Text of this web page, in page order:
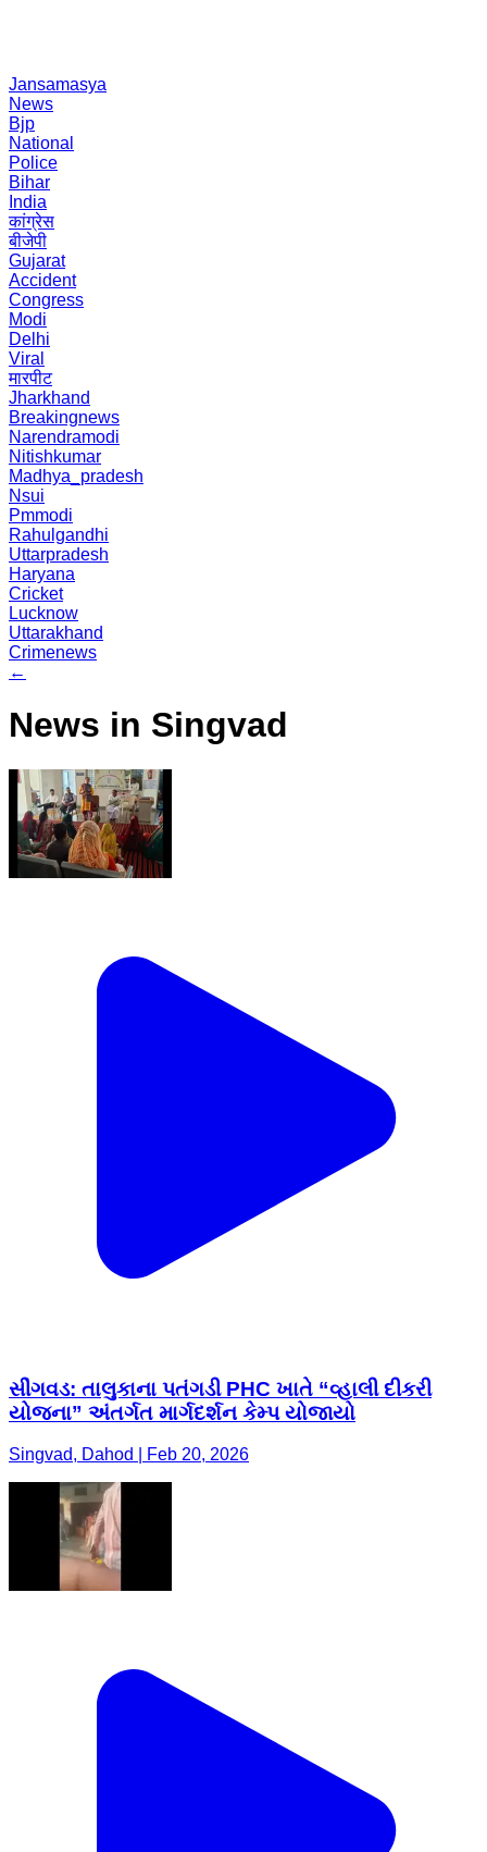
Jansamasya
News
Bjp
National
Police
Bihar
India
कांग्रेस
बीजेपी
Gujarat
Accident
Congress
Modi
Delhi
Viral
मारपीट
Jharkhand
Breakingnews
Narendramodi
Nitishkumar
Madhya_pradesh
Nsui
Pmmodi
Rahulgandhi
Uttarpradesh
Haryana
Cricket
Lucknow
Uttarakhand
Crimenews
←
News in Singvad
સીંગવડ: તાલુકાના પતંગડી PHC ખાતે “વ્હાલી દીકરી
યોજના” અંતર્ગત માર્ગદર્શન કેમ્પ યોજાયો
Singvad, Dahod | Feb 20, 2026